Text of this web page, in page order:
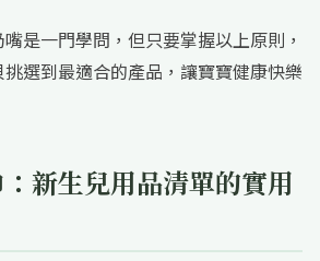
是一門學問，但只要掌握以上原則，
選到最適合的產品，讓寶寶健康快樂
新生兒用品清單的實用